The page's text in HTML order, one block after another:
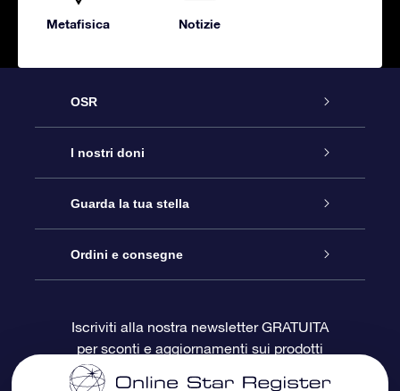
Metafisica Notizie
OSR
Assistenza
Contattaci
Blog
OSR Recensioni
I nostri doni
Online Star Gift
Pacchetto regalo OSR
Gift Card OSR
Guarda la tua stella
Registro stellare
Star Page personalizzata
Ordini e consegne
Informazioni di Pagamento
Iscriviti alla nostra newsletter GRATUITA
per sconti e aggiornamenti sui prodotti